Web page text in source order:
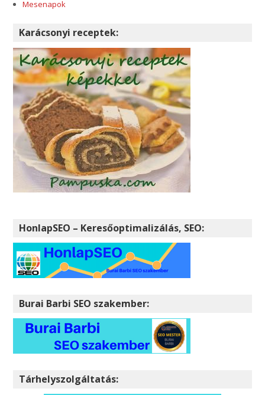
Mesenapok
Karácsonyi receptek:
HonlapSEO – Keresőoptimalizálás, SEO:
Burai Barbi SEO szakember:
Tárhelyszolgáltatás: